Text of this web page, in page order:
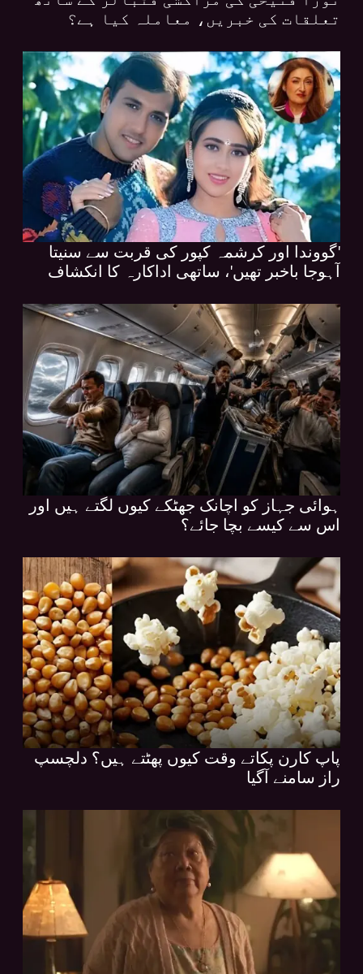
تعلقات کی خبریں، معاملہ کیا ہے؟
'گووندا اور کرشمہ کپور کی قربت سے سنیتا
آہوجا باخبر تھیں'، ساتھی اداکارہ کا انکشاف
ہوائی جہاز کو اچانک جھٹکے کیوں لگتے ہیں اور
اس سے کیسے بچا جائے؟
پاپ کارن پکاتے وقت کیوں پھٹتے ہیں؟ دلچسپ
راز سامنے آگیا